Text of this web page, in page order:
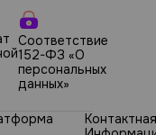
Соответствие
152-ФЗ «О
персональных
данных»
Контактная